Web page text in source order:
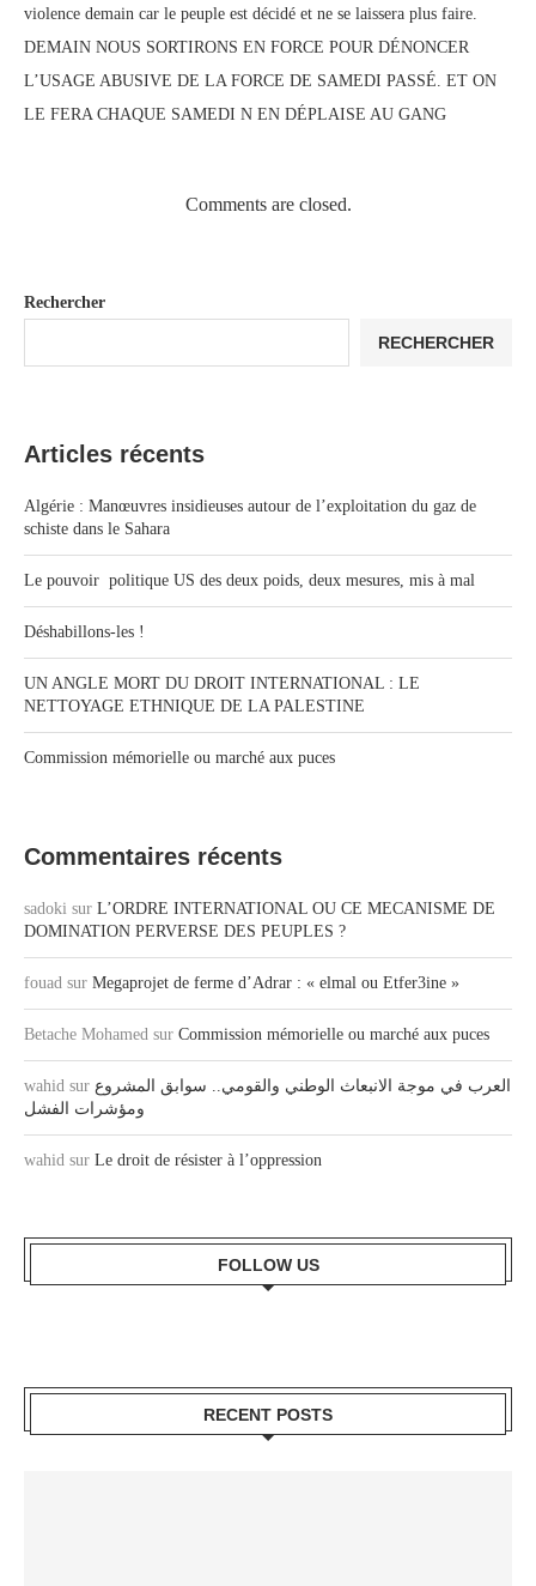
violence demain car le peuple est décidé et ne se laissera plus faire.
DEMAIN NOUS SORTIRONS EN FORCE POUR DÉNONCER
L’USAGE ABUSIVE DE LA FORCE DE SAMEDI PASSÉ. ET ON
LE FERA CHAQUE SAMEDI N EN DÉPLAISE AU GANG
Comments are closed.
Rechercher
RECHERCHER
Articles récents
Algérie : Manœuvres insidieuses autour de l’exploitation du gaz de
schiste dans le Sahara
Le pouvoir politique US des deux poids, deux mesures, mis à mal
Déshabillons-les !
UN ANGLE MORT DU DROIT INTERNATIONAL : LE
NETTOYAGE ETHNIQUE DE LA PALESTINE
Commission mémorielle ou marché aux puces
Commentaires récents
sadoki sur L’ORDRE INTERNATIONAL OU CE MECANISME DE
DOMINATION PERVERSE DES PEUPLES ?
fouad sur Megaprojet de ferme d’Adrar : « elmal ou Etfer3ine »
Betache Mohamed sur Commission mémorielle ou marché aux puces
wahid sur العرب في موجة الانبعاث الوطني والقومي.. سوابق المشروع
ومؤشرات الفشل
wahid sur Le droit de résister à l’oppression
FOLLOW US
RECENT POSTS